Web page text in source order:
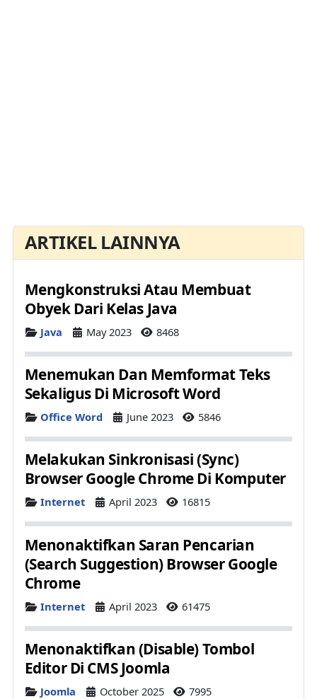
ARTIKEL LAINNYA
Mengkonstruksi Atau Membuat
Obyek Dari Kelas Java
Details
Java May 2023 8468
Menemukan Dan Memformat Teks
Sekaligus Di Microsoft Word
Details
Office Word June 2023 5846
Melakukan Sinkronisasi (Sync)
Browser Google Chrome Di Komputer
Details
Internet April 2023 16815
Menonaktifkan Saran Pencarian
(Search Suggestion) Browser Google
Chrome
Details
Internet April 2023 61475
Menonaktifkan (Disable) Tombol
Editor Di CMS Joomla
DetailsJoomla October 2025 7995